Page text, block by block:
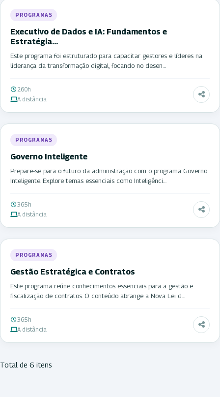
PROGRAMAS
Executivo de Dados e IA: Fundamentos e
Estratégia…
Este programa foi estruturado para capacitar gestores e líderes na
liderança da transformação digital, focando no desen…
260h
A distância
PROGRAMAS
Governo Inteligente
Prepare-se para o futuro da administração com o programa Governo
Inteligente. Explore temas essenciais como Inteligênci…
365h
A distância
PROGRAMAS
Gestão Estratégica e Contratos
Este programa reúne conhecimentos essenciais para a gestão e
fiscalização de contratos. O conteúdo abrange a Nova Lei d…
365h
A distância
Total de 6 itens